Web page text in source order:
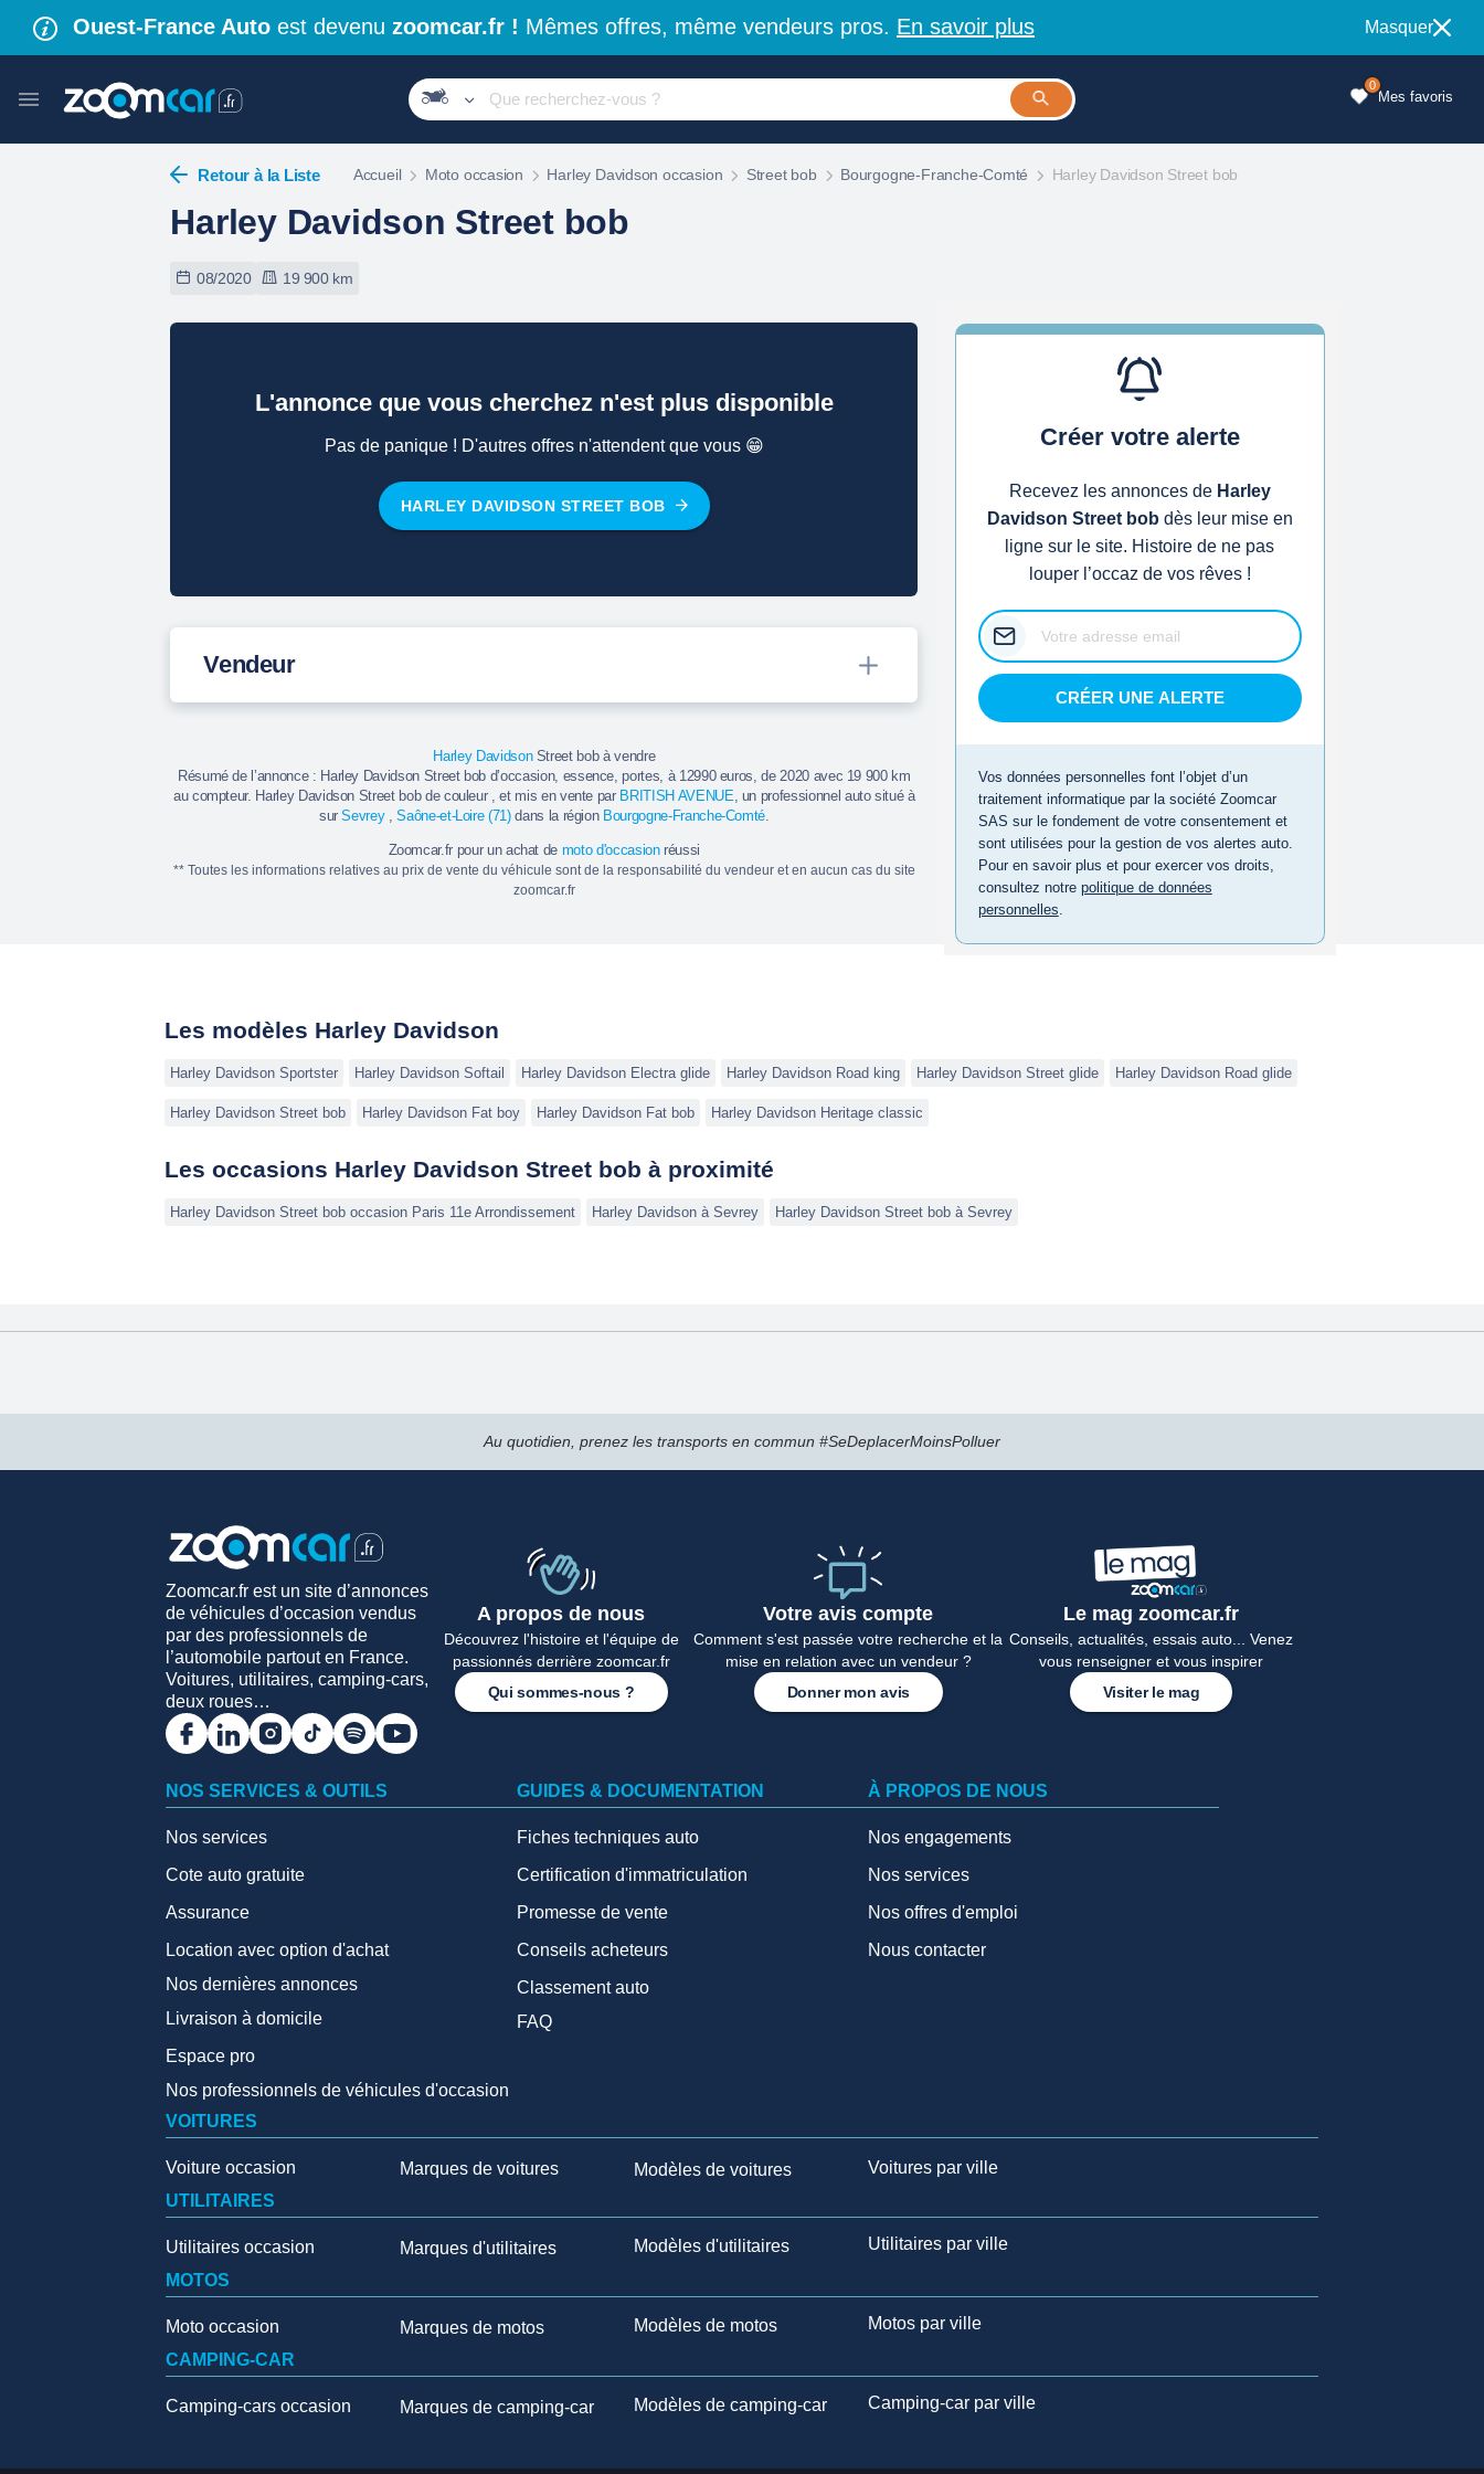
Ouest-France Auto est devenu zoomcar.fr ! Mêmes offres, même vendeurs pros. En savoir plus Masquer
Mes favoris
0
Retour à la Liste Accueil Moto occasion Harley Davidson occasion Street bob Bourgogne-Franche-Comté Harley Davidson Street bob
Harley Davidson Street bob
08/2020 19 900 km
L'annonce que vous cherchez n'est plus disponible
Pas de panique ! D'autres offres n'attendent que vous 😁
HARLEY DAVIDSON STREET BOB
Créer votre alerte
Recevez les annonces de Harley
Davidson Street bob dès leur mise en
ligne sur le site. Histoire de ne pas
louper l’occaz de vos rêves !
CRÉER UNE ALERTE
Vos données personnelles font l’objet d’un
traitement informatique par la société Zoomcar
SAS sur le fondement de votre consentement et
sont utilisées pour la gestion de vos alertes auto.
Pour en savoir plus et pour exercer vos droits,
consultez notre politique de données
personnelles.
Vendeur
Harley DavidsonStreet bob à vendre
Résumé de l’annonce : Harley Davidson Street bob d’occasion, essence, portes, à 12990 euros, de 2020 avec 19 900 km
au compteur. Harley Davidson Street bob de couleur , et mis en vente par BRITISH AVENUE , un professionnel auto situé à
surSevrey,Saône-et-Loire (71)dans la région Bourgogne-Franche-Comté
Zoomcar.fr pour un achat de moto d'occasionréussi
** Toutes les informations relatives au prix de vente du véhicule sont de la responsabilité du vendeur et en aucun cas du site
zoomcar.fr
Les modèles Harley Davidson
Harley Davidson Sportster Harley Davidson Softail Harley Davidson Electra glide Harley Davidson Road king Harley Davidson Street glide Harley Davidson Road glide
Harley Davidson Street bob Harley Davidson Fat boy Harley Davidson Fat bob Harley Davidson Heritage classic
Les occasions Harley Davidson Street bob à proximité
Harley Davidson Street bob occasion Paris 11e Arrondissement Harley Davidson à Sevrey Harley Davidson Street bob à Sevrey
Au quotidien, prenez les transports en commun #SeDeplacerMoinsPolluer
Zoomcar.fr est un site d’annonces
de véhicules d’occasion vendus
par des professionnels de
l’automobile partout en France.
Voitures, utilitaires, camping-cars,
deux roues…
A propos de nous
Découvrez l'histoire et l'équipe de
passionnés derrière zoomcar.fr
Qui sommes-nous ?
Votre avis compte
Comment s'est passée votre recherche et la
mise en relation avec un vendeur ?
Donner mon avis
Le mag zoomcar.fr
Conseils, actualités, essais auto... Venez
vous renseigner et vous inspirer
Visiter le mag
NOS SERVICES & OUTILS
Nos services
Cote auto gratuite
Assurance
Location avec option d'achat
Nos dernières annonces
Livraison à domicile
Espace pro
Nos professionnels de véhicules d'occasion
GUIDES & DOCUMENTATION
Fiches techniques auto
Certification d'immatriculation
Promesse de vente
Conseils acheteurs
Classement auto
FAQ
À PROPOS DE NOUS
Nos engagements
Nos services
Nos offres d'emploi
Nous contacter
VOITURES
Voiture occasion Marques de voitures Modèles de voitures
Voitures par ville
UTILITAIRES
Utilitaires occasion Marques d'utilitaires Modèles d'utilitaires
Utilitaires par ville
MOTOS
Moto occasion Marques de motos Modèles de motos
Motos par ville
CAMPING-CAR
Camping-cars occasion Marques de camping-car Modèles de camping-car Camping-car par ville